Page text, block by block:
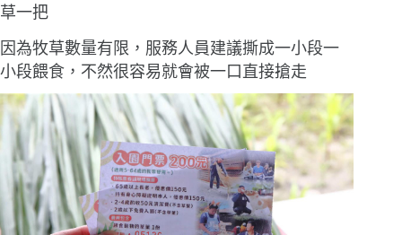
草一把
因為牧草數量有限，服務人員建議撕成一小段一
小段餵食，不然很容易就會被一口直接搶走